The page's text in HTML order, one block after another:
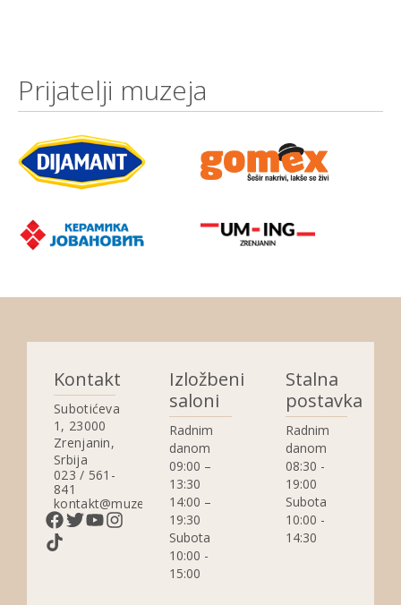
Prijatelji muzeja
Kontakt
Subotićeva
1, 23000
Zrenjanin,
Srbija
023 / 561-
841
kontakt@muzejzrenjanin.org.rs
Izložbeni
saloni
Radnim
danom
09:00 –
13:30
14:00 –
19:30
Subota
10:00 -
15:00
Stalna
postavka
Radnim
danom
08:30 -
19:00
Subota
10:00 -
14:30